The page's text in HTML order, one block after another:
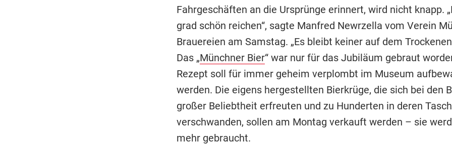
Fahrgeschäften an die Ursprünge erinnert, wird nicht knapp.
grad schön reichen“, sagte Manfred Newrzella vom Verein
Brauereien am Samstag. „Es bleibt keiner auf dem
Das „Münchner Bier“ war nur für das Jubiläum gebraut
Rezept soll für immer geheim verplombt im Museum
werden. Die eigens hergestellten Bierkrüge, die sich bei den
großer Beliebtheit erfreuten und zu Hunderten in deren
verschwanden, sollen am Montag verkauft werden – sie
mehr gebraucht.